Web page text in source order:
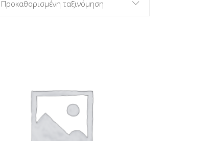
Προκαθορισμένη ταξινόμηση
ΠΡΟΣΘΉΚΗ ΣΤΟ ΚΑΛΆΘΙ